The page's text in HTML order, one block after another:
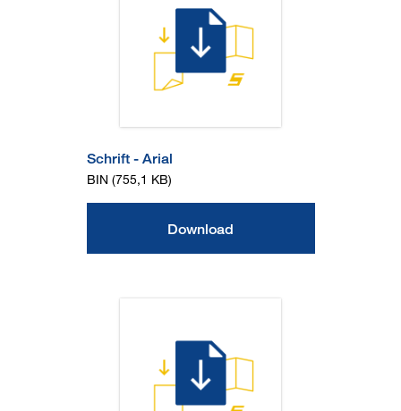
Schrift - Arial
BIN (755,1 KB)
Download